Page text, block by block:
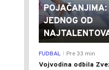
JEDNOG OD
FUDBAL Pre 33 min
Vojvodina odbila